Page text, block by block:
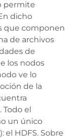
permite
dicho
que componen
de archivos
de
los nodos
ve lo
de la
el
un único
): el HDFS. Sobre